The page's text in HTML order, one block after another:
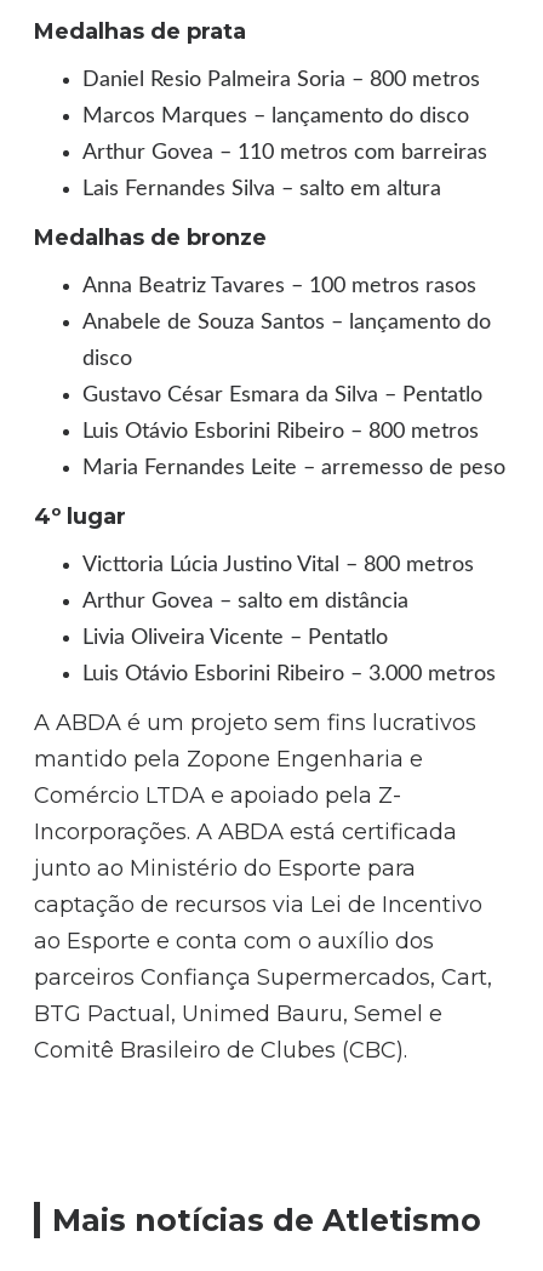
Medalhas de prata
Daniel Resio Palmeira Soria – 800 metros
Marcos Marques – lançamento do disco
Arthur Govea – 110 metros com barreiras
Lais Fernandes Silva – salto em altura
Medalhas de bronze
Anna Beatriz Tavares – 100 metros rasos
Anabele de Souza Santos – lançamento do
disco
Gustavo César Esmara da Silva – Pentatlo
Luis Otávio Esborini Ribeiro – 800 metros
Maria Fernandes Leite – arremesso de peso
4º lugar
Victtoria Lúcia Justino Vital – 800 metros
Arthur Govea – salto em distância
Livia Oliveira Vicente – Pentatlo
Luis Otávio Esborini Ribeiro – 3.000 metros
A ABDA é um projeto sem fins lucrativos
mantido pela Zopone Engenharia e
Comércio LTDA e apoiado pela Z-
Incorporações. A ABDA está certificada
junto ao Ministério do Esporte para
captação de recursos via Lei de Incentivo
ao Esporte e conta com o auxílio dos
parceiros Confiança Supermercados, Cart,
BTG Pactual, Unimed Bauru, Semel e
Comitê Brasileiro de Clubes (CBC).
Mais notícias de Atletismo